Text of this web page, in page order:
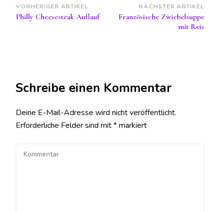
Beitragsnavigation
VORHERIGER ARTIKEL
Philly Cheesesteak Auflauf
NÄCHSTER ARTIKEL
Französische Zwiebelsuppe
mit Reis
Schreibe einen Kommentar
Deine E-Mail-Adresse wird nicht veröffentlicht.
Erforderliche Felder sind mit*markiert